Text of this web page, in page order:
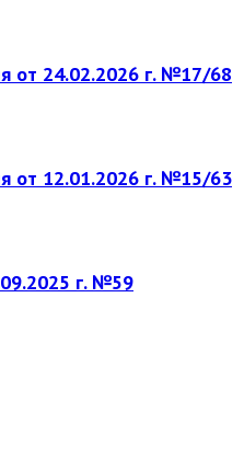
от 24.02.2026 г. №17/68
от 12.01.2026 г. №15/63
г. №59